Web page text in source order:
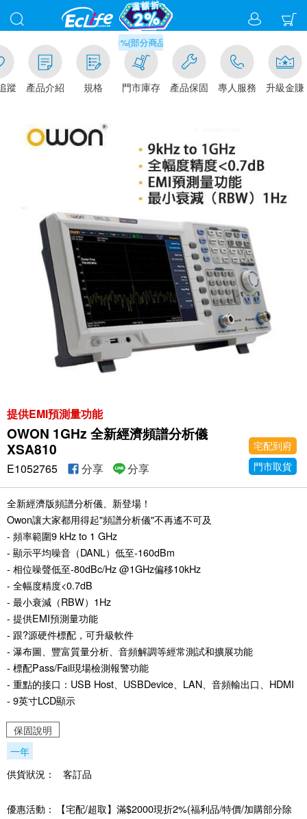
蹤 產品介紹 規格
滿千元門市取貨現折1%(部分商品不適用)-請點我看
門市庫存 產品保固 專人服務 升級金賺
提供EMI預測量功能
OWON 1GHz 全新經濟頻譜分析儀
XSA810
宅配到府
門市取貨
E1052765 分享 分享
全新經濟版頻譜分析儀、新登場！
Owon讓大家都用得起"頻譜分析儀"不再遙不可及
- 頻率範圍9 kHz to 1 GHz
- 顯示平均噪音（DANL）低至-160dBm
- 相位噪聲低至-80dBc/Hz @1GHz偏移10kHz
- 全幅度精度<0.7dB
- 最小衰減（RBW）1Hz
- 提供EMI預測量功能
- 跟?源硬件標配，可升級軟件
- 瀑布圖、豐富質量分析、音頻解調等經常測試和擴展功能
- 標配Pass/Fail現場檢測報警功能
- 重點的接口：USB Host、USBDevice、LAN、音頻輸出口、HDMI
- 9英寸LCD顯示
保固說明
一年
供貨狀況：
客訂品
優惠活動：
【宅配/超取】滿$2000現折2%(福利品/特價/加購部分除